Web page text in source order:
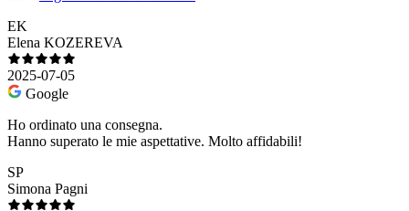
EK
Elena KOZEREVA
2025-07-05
Google
Ho ordinato una consegna.
Hanno superato le mie aspettative. Molto affidabili!
SP
Simona Pagni